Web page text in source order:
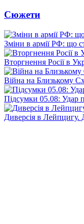
Сюжети
Зміни в армії РФ: що
Вторгнення Росії в
Війна на Близькому
Підсумки 05.08: Удар
Диверсія в Лейпцигу.